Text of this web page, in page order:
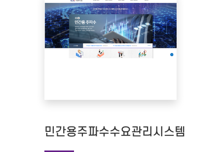
민간용주파수수요관리시스템